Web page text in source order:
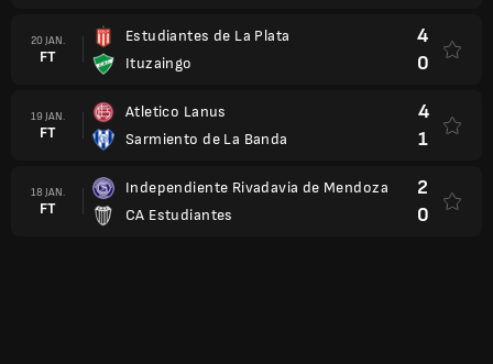
20 JAN.
FT
Estudiantes de La Plata
Ituzaingo
4
0
19 JAN.
FT
Atletico Lanus
Sarmiento de La Banda
4
1
18 JAN.
FT
Independiente Rivadavia de Mendoza
CA Estudiantes
2
0